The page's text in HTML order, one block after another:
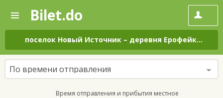
—
Поиск
и
покупка
билетов
на
автобус
онлайн
Bilet.do
поселок Новый Источник – деревня Ерофейка
По времени отправления
Время отправления и прибытия местное